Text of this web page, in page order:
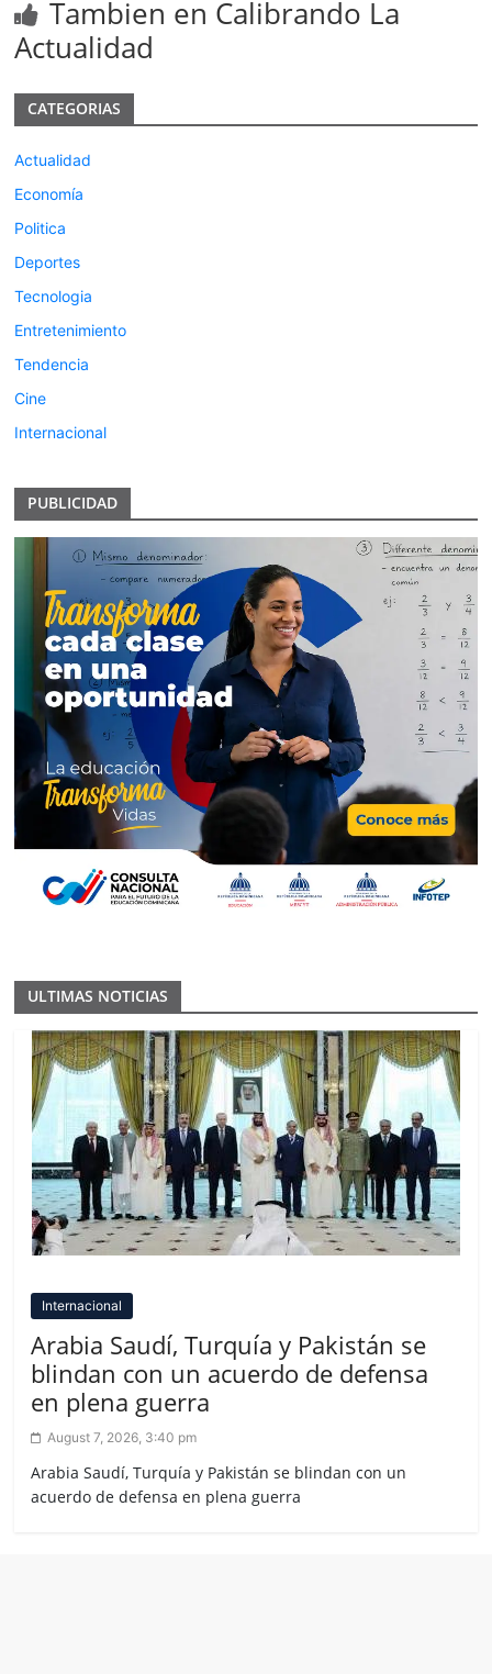
Tambien en Calibrando La
Actualidad
CATEGORIAS
Actualidad
Economía
Politica
Deportes
Tecnologia
Entretenimiento
Tendencia
Cine
Internacional
PUBLICIDAD
ULTIMAS NOTICIAS
Internacional
Arabia Saudí, Turquía y Pakistán se
blindan con un acuerdo de defensa
en plena guerra
August 7, 2026, 3:40 pm
Arabia Saudí, Turquía y Pakistán se blindan con un
acuerdo de defensa en plena guerra